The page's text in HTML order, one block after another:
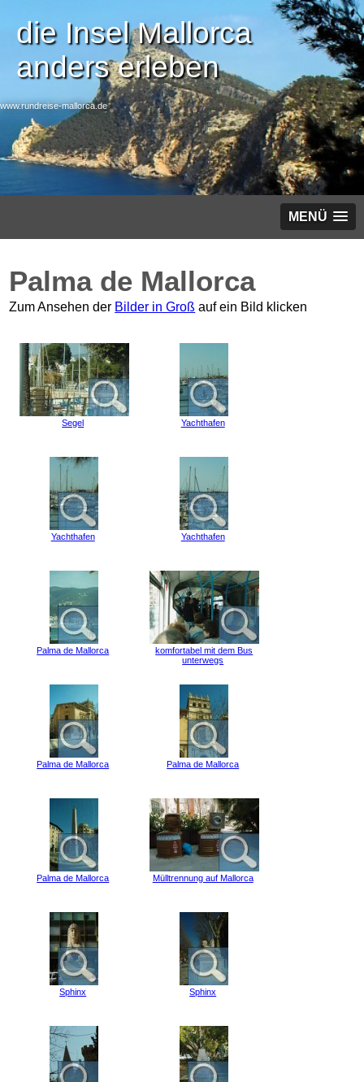
die Insel Mallorca
anders erleben
www.rundreise-mallorca.de
MENÜ
Palma de Mallorca
Zum Ansehen der Bilder in Groß auf ein Bild klicken
Segel Yachthafen
Yachthafen Yachthafen
Palma de Mallorca
komfortabel mit dem Bus
unterwegs
Palma de Mallorca Palma de Mallorca
Palma de Mallorca Mülltrennung auf Mallorca
Sphinx Sphinx